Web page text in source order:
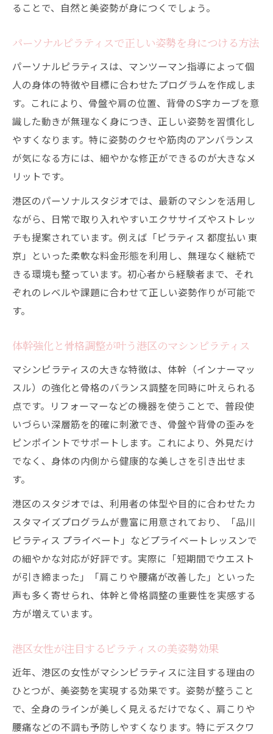
ることで、自然と美姿勢が身につくでしょう。
パーソナルピラティスで正しい姿勢を身につける方法
パーソナルピラティスは、マンツーマン指導によって個
人の身体の特徴や目標に合わせたプログラムを作成しま
す。これにより、骨盤や肩の位置、背骨のS字カーブを意
識した動きが無理なく身につき、正しい姿勢を習慣化し
やすくなります。特に姿勢のクセや筋肉のアンバランス
が気になる方には、細やかな修正ができるのが大きなメ
リットです。
港区のパーソナルスタジオでは、最新のマシンを活用し
ながら、日常で取り入れやすいエクササイズやストレッ
チも提案されています。例えば「ピラティス 都度払い 東
京」といった柔軟な料金形態を利用し、無理なく継続で
きる環境も整っています。初心者から経験者まで、それ
ぞれのレベルや課題に合わせて正しい姿勢作りが可能で
す。
体幹強化と骨格調整が叶う港区のマシンピラティス
マシンピラティスの大きな特徴は、体幹（インナーマッ
スル）の強化と骨格のバランス調整を同時に叶えられる
点です。リフォーマーなどの機器を使うことで、普段使
いづらい深層筋を的確に刺激でき、骨盤や背骨の歪みを
ピンポイントでサポートします。これにより、外見だけ
でなく、身体の内側から健康的な美しさを引き出せま
す。
港区のスタジオでは、利用者の体型や目的に合わせたカ
スタマイズプログラムが豊富に用意されており、「品川
ピラティス プライベート」などプライベートレッスンで
の細やかな対応が好評です。実際に「短期間でウエスト
が引き締まった」「肩こりや腰痛が改善した」といった
声も多く寄せられ、体幹と骨格調整の重要性を実感する
方が増えています。
港区女性が注目するピラティスの美姿勢効果
近年、港区の女性がマシンピラティスに注目する理由の
ひとつが、美姿勢を実現する効果です。姿勢が整うこと
で、全身のラインが美しく見えるだけでなく、肩こりや
腰痛などの不調も予防しやすくなります。特にデスクワ